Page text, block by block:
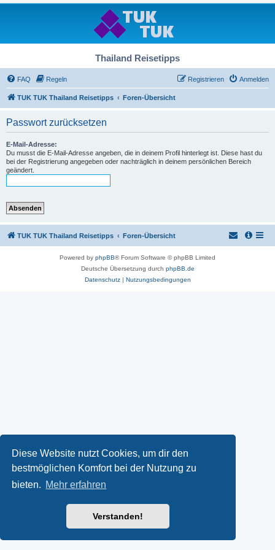
Diese Website nutzt Cookies, um dir den
bestmöglichen Komfort bei der Nutzung zu
bieten. Mehr erfahren
Verstanden!
Thailand Reisetipps
FAQ Regeln Anmelden
Registrieren
TUK TUK Thailand Reisetipps Foren-Übersicht
Passwort zurücksetzen
E-Mail-Adresse:
Du musst die E-Mail-Adresse angeben, die in deinem Profil hinterlegt ist. Diese hast du
bei der Registrierung angegeben oder nachträglich in deinem persönlichen Bereich
geändert.
TUK TUK Thailand Reisetipps Foren-Übersicht
Powered by phpBB® Forum Software © phpBB Limited
Deutsche Übersetzung durch phpBB.de
Datenschutz| Nutzungsbedingungen